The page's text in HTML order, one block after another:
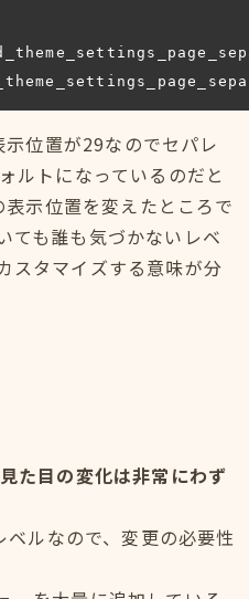
位置が29なのでセパレ
ルトになっているのだと
示位置を変えたところで
ても誰も気づかないレベ
スタマイズする意味が分
見た目の変化は非常にわず
ルなので、変更の必要性